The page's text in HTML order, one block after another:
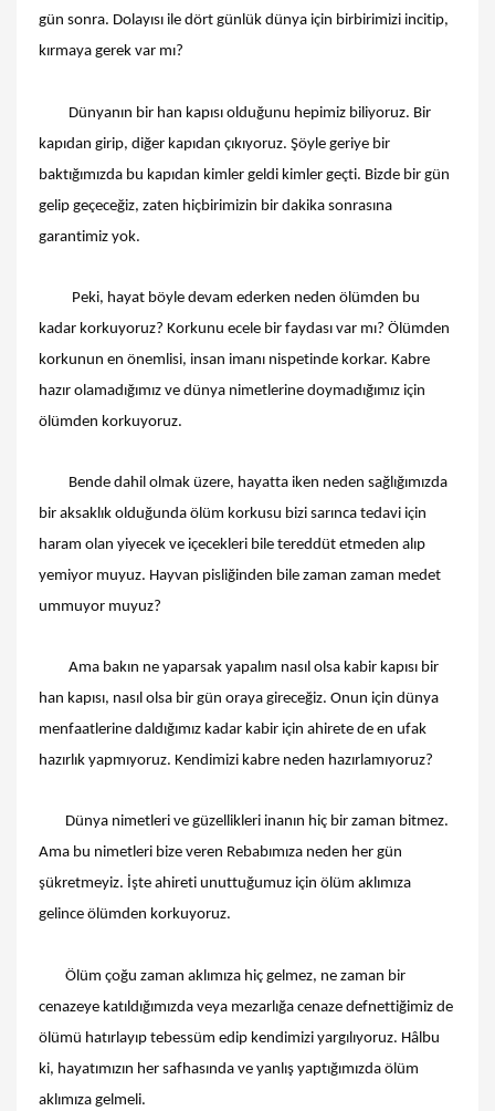
gün sonra. Dolayısı ile dört günlük dünya için birbirimizi incitip,
kırmaya gerek var mı?
Dünyanın bir han kapısı olduğunu hepimiz biliyoruz. Bir
kapıdan girip, diğer kapıdan çıkıyoruz. Şöyle geriye bir
baktığımızda bu kapıdan kimler geldi kimler geçti. Bizde bir gün
gelip geçeceğiz, zaten hiçbirimizin bir dakika sonrasına
garantimiz yok.
Peki, hayat böyle devam ederken neden ölümden bu
kadar korkuyoruz? Korkunu ecele bir faydası var mı? Ölümden
korkunun en önemlisi, insan imanı nispetinde korkar. Kabre
hazır olamadığımız ve dünya nimetlerine doymadığımız için
ölümden korkuyoruz.
Bende dahil olmak üzere, hayatta iken neden sağlığımızda
bir aksaklık olduğunda ölüm korkusu bizi sarınca tedavi için
haram olan yiyecek ve içecekleri bile tereddüt etmeden alıp
yemiyor muyuz. Hayvan pisliğinden bile zaman zaman medet
ummuyor muyuz?
Ama bakın ne yaparsak yapalım nasıl olsa kabir kapısı bir
han kapısı, nasıl olsa bir gün oraya gireceğiz. Onun için dünya
menfaatlerine daldığımız kadar kabir için ahirete de en ufak
hazırlık yapmıyoruz. Kendimizi kabre neden hazırlamıyoruz?
Dünya nimetleri ve güzellikleri inanın hiç bir zaman bitmez.
Ama bu nimetleri bize veren Rebabımıza neden her gün
şükretmeyiz. İşte ahireti unuttuğumuz için ölüm aklımıza
gelince ölümden korkuyoruz.
Ölüm çoğu zaman aklımıza hiç gelmez, ne zaman bir
cenazeye katıldığımızda veya mezarlığa cenaze defnettiğimiz de
ölümü hatırlayıp tebessüm edip kendimizi yargılıyoruz. Hâlbu
ki, hayatımızın her safhasında ve yanlış yaptığımızda ölüm
aklımıza gelmeli.